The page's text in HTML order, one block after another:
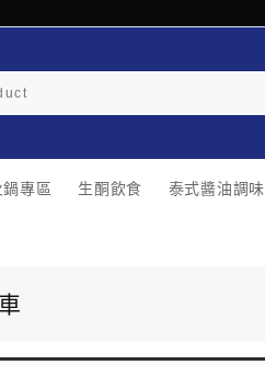
鍋專區 生酮飲食 泰式醬油調味